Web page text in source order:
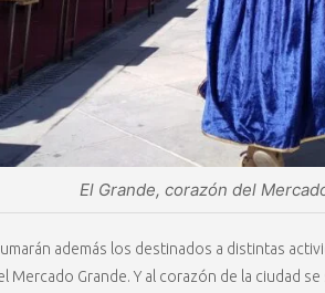
El Grande, corazón del
además los destinados a distintas
Mercado Grande. Y al corazón de la ciudad